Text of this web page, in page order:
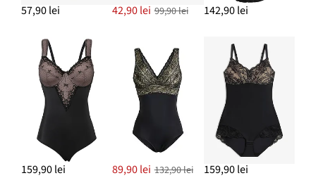
57,90 lei 42,90 lei 99,90 lei 142,90 lei
159,90 lei 89,90 lei 132,90 lei 159,90 lei